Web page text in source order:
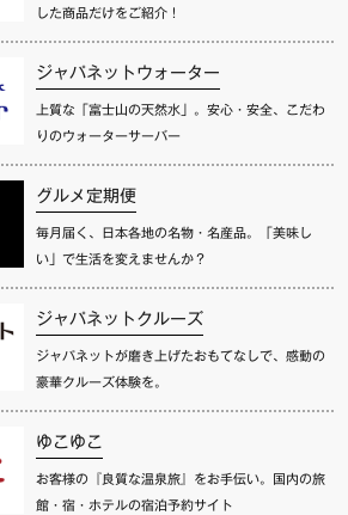
した商品だけをご紹介！
ジャパネットウォーター
上質な「富士山の天然水」。安心・安全、こだわ
りのウォーターサーバー
グルメ定期便
毎月届く、日本各地の名物・名産品。「美味し
い」で生活を変えませんか？
ジャパネットクルーズ
ジャパネットが磨き上げたおもてなしで、感動の
豪華クルーズ体験を。
ゆこゆこ
お客様の『良質な温泉旅』をお手伝い。国内の旅
館・宿・ホテルの宿泊予約サイト